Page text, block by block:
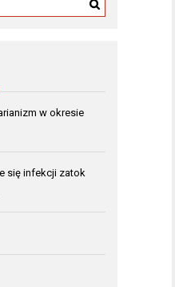
w okresie
się infekcji zatok